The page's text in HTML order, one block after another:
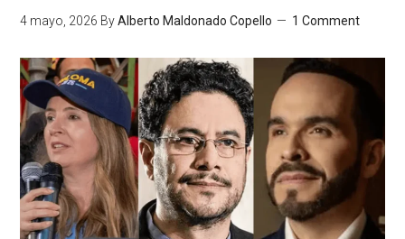
4 mayo, 2026 ByAlberto Maldonado Copello 1 Comment